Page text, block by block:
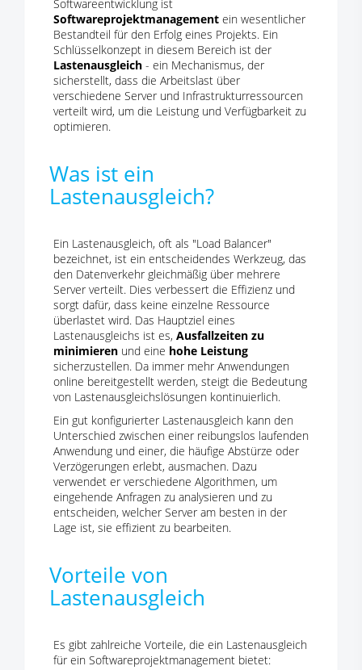
Softwareentwicklung ist
Softwareprojektmanagement ein wesentlicher
Bestandteil für den Erfolg eines Projekts. Ein
Schlüsselkonzept in diesem Bereich ist der
Lastenausgleich - ein Mechanismus, der
sicherstellt, dass die Arbeitslast über
verschiedene Server und Infrastrukturressourcen
verteilt wird, um die Leistung und Verfügbarkeit zu
optimieren.
Was ist ein
Lastenausgleich?
Ein Lastenausgleich, oft als "Load Balancer"
bezeichnet, ist ein entscheidendes Werkzeug, das
den Datenverkehr gleichmäßig über mehrere
Server verteilt. Dies verbessert die Effizienz und
sorgt dafür, dass keine einzelne Ressource
überlastet wird. Das Hauptziel eines
Lastenausgleichs ist es, Ausfallzeiten zu
minimieren und eine hohe Leistung
sicherzustellen. Da immer mehr Anwendungen
online bereitgestellt werden, steigt die Bedeutung
von Lastenausgleichslösungen kontinuierlich.
Ein gut konfigurierter Lastenausgleich kann den
Unterschied zwischen einer reibungslos laufenden
Anwendung und einer, die häufige Abstürze oder
Verzögerungen erlebt, ausmachen. Dazu
verwendet er verschiedene Algorithmen, um
eingehende Anfragen zu analysieren und zu
entscheiden, welcher Server am besten in der
Lage ist, sie effizient zu bearbeiten.
Vorteile von
Lastenausgleich
Es gibt zahlreiche Vorteile, die ein Lastenausgleich
für ein Softwareprojektmanagement bietet: